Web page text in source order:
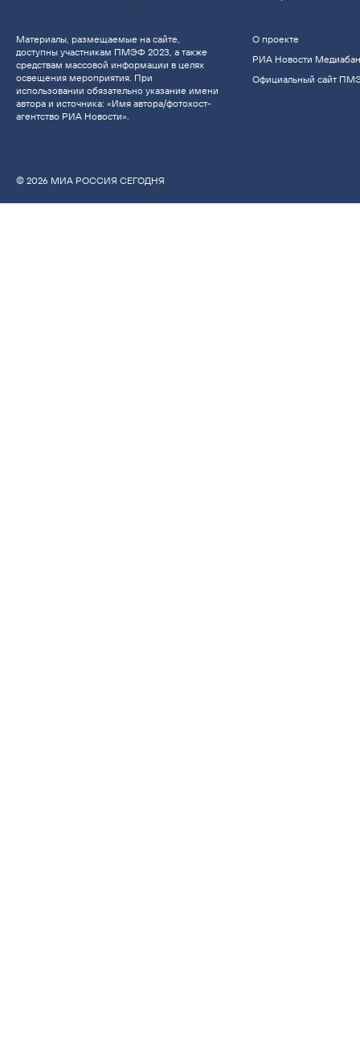
Материалы, размещаемые на сайте,
доступны участникам ПМЭФ 2023, а также
средствам массовой информации в целях
освещения мероприятия. При
использовании обязательно указание имени
автора и источника: «Имя автора/фотохост-
агентство РИА Новости».
О проекте
РИА Новости
Официальный сайт
© 2026 МИА РОССИЯ СЕГОДНЯ